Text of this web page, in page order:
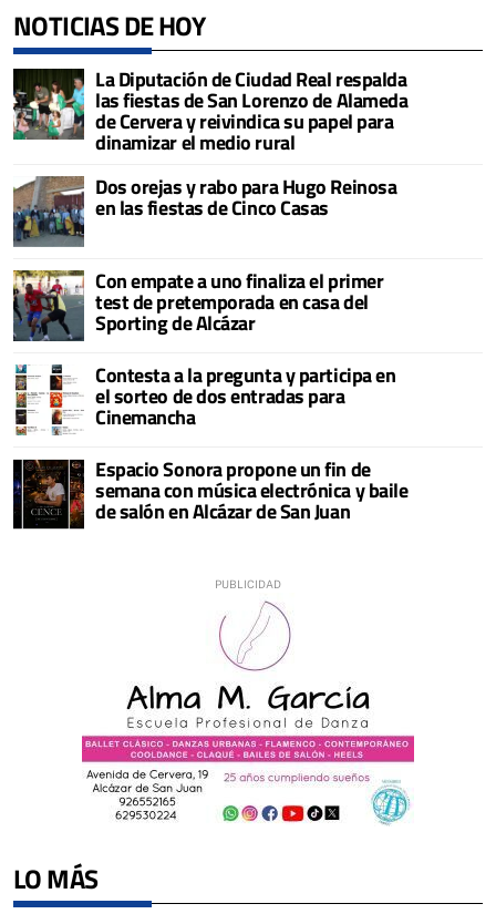
NOTICIAS DE HOY
La Diputación de Ciudad Real respalda
las fiestas de San Lorenzo de Alameda
de Cervera y reivindica su papel para
dinamizar el medio rural
Dos orejas y rabo para Hugo Reinosa
en las fiestas de Cinco Casas
Con empate a uno finaliza el primer
test de pretemporada en casa del
Sporting de Alcázar
Contesta a la pregunta y participa en
el sorteo de dos entradas para
Cinemancha
Espacio Sonora propone un fin de
semana con música electrónica y baile
de salón en Alcázar de San Juan
LO MÁS